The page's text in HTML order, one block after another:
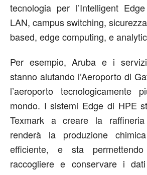
tecnologia per l’Intelligent
LAN, campus switching,
based, edge computing, e
Per esempio, Aruba e i
stanno aiutando l’Aeroporto di
l’aeroporto tecnologicamente
mondo. I sistemi Edge di HPE
Texmark a creare la
renderà la produzione
efficiente, e sta
raccogliere e conservare i